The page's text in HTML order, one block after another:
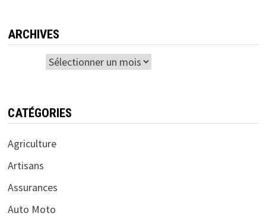
ARCHIVES
CATÉGORIES
Agriculture
Artisans
Assurances
Auto Moto